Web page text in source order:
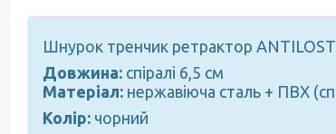
Шнурок тренчик ретрактор ANTILOST
Довжина: спіралі 6,5 см
Матеріал: нержавіюча сталь + ПВХ
Колір: чорний